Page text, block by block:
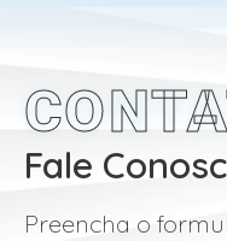
Fale
Preencha o